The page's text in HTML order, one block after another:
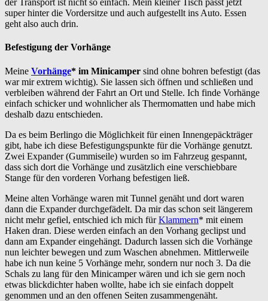
der Transport ist nicht so einfach. Mein kleiner Tisch passt jetzt
super hinter die Vordersitze und auch aufgestellt ins Auto. Essen
geht also auch drin.
Befestigung der Vorhänge
Meine Vorhänge* im Minicamper sind ohne bohren befestigt (das
war mir extrem wichtig). Sie lassen sich öffnen und schließen und
verbleiben während der Fahrt an Ort und Stelle. Ich finde Vorhänge
einfach schicker und wohnlicher als Thermomatten und habe mich
deshalb dazu entschieden.
Da es beim Berlingo die Möglichkeit für einen Innengepäckträger
gibt, habe ich diese Befestigungspunkte für die Vorhänge genutzt.
Zwei Expander (Gummiseile) wurden so im Fahrzeug gespannt,
dass sich dort die Vorhänge und zusätzlich eine verschiebbare
Stange für den vorderen Vorhang befestigen ließ.
Meine alten Vorhänge waren mit Tunnel genäht und dort waren
dann die Expander durchgefädelt. Da mir das schon seit längerem
nicht mehr gefiel, entschied ich mich fürKlammern* mit einem
Haken dran. Diese werden einfach an den Vorhang geclipst und
dann am Expander eingehängt. Dadurch lassen sich die Vorhänge
nun leichter bewegen und zum Waschen abnehmen. Mittlerweile
habe ich nun keine 5 Vorhänge mehr, sondern nur noch 3. Da die
Schals zu lang für den Minicamper wären und ich sie gern noch
etwas blickdichter haben wollte, habe ich sie einfach doppelt
genommen und an den offenen Seiten zusammengenäht.